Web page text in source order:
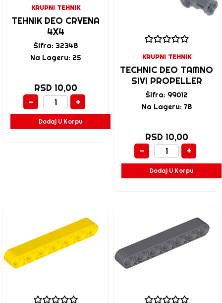
KRUPNI TEHNIK
TEHNIK DEO CRVENA
4X4
Šifra: 32348
Na Lageru: 25
RSD 10,00
-
+
Dodaj U Korpu
KRUPNI TEHNIK
TECHNIC DEO TAMNO
SIVI PROPELLER
Šifra: 99012
Na Lageru: 78
RSD 10,00
-
+
Dodaj U Korpu